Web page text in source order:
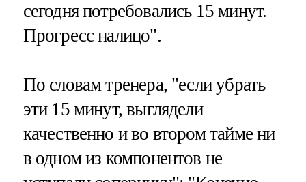
сегодня потребовались 15 минут.
Прогресс налицо".
По словам тренера, "если убрать
эти 15 минут, выглядели
качественно и во втором тайме ни
в одном из компонентов не